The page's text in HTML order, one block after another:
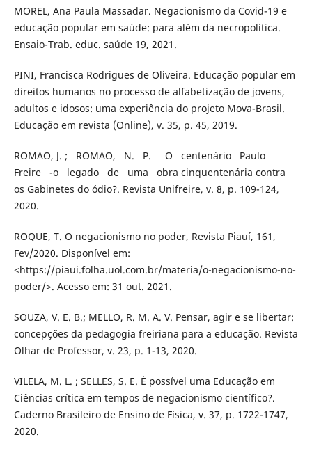
MOREL, Ana Paula Massadar. Negacionismo da Covid-19 e
educação popular em saúde: para além da necropolítica.
Ensaio-Trab. educ. saúde 19, 2021.
PINI, Francisca Rodrigues de Oliveira. Educação popular em
direitos humanos no processo de alfabetização de jovens,
adultos e idosos: uma experiência do projeto Mova-Brasil.
Educação em revista (Online), v. 35, p. 45, 2019.
ROMAO, J. ; ROMAO, N. P. O centenário Paulo
Freire -o legado de uma obra cinquentenária contra
os Gabinetes do ódio?. Revista Unifreire, v. 8, p. 109-124,
2020.
ROQUE, T. O negacionismo no poder, Revista Piauí, 161,
Fev/2020. Disponível em:
<https://piaui.folha.uol.com.br/materia/o-negacionismo-no-
poder/>. Acesso em: 31 out. 2021.
SOUZA, V. E. B.; MELLO, R. M. A. V. Pensar, agir e se libertar:
concepções da pedagogia freiriana para a educação. Revista
Olhar de Professor, v. 23, p. 1-13, 2020.
VILELA, M. L. ; SELLES, S. E. É possível uma Educação em
Ciências crítica em tempos de negacionismo científico?.
Caderno Brasileiro de Ensino de Física, v. 37, p. 1722-1747,
2020.